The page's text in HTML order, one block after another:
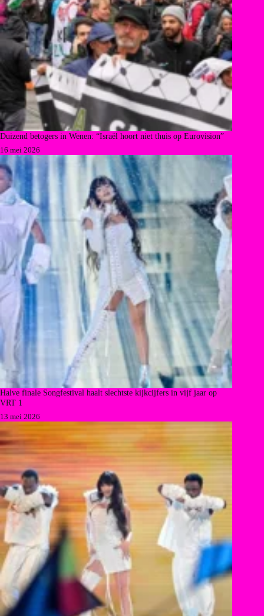
Duizend betogers in Wenen: “Israël hoort niet thuis op Eurovision”
16 mei 2026
Halve finale Songfestival haalt slechtste kijkcijfers in vijf jaar op
VRT 1
13 mei 2026